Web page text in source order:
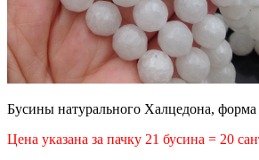
Бусины натурального Халцедона,
Цена указана за пачку 21 бусина = 20